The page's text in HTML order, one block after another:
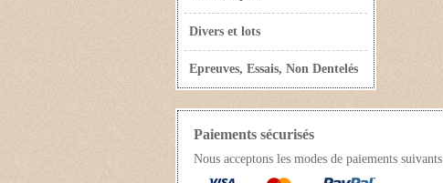
Divers et lots
Epreuves, Essais, Non Dentelés
Paiements sécurisés
Nous acceptons les modes de paiements suivants